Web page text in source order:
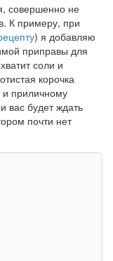
совершенно не
К примеру, при
) я добавляю
приправы для
соли и
корочка
и приличному
вас будет ждать
почти нет